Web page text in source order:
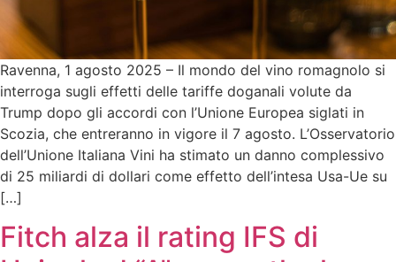
Ravenna, 1 agosto 2025 – Il mondo del vino romagnolo si
interroga sugli effetti delle tariffe doganali volute da
Trump dopo gli accordi con l’Unione Europea siglati in
Scozia, che entreranno in vigore il 7 agosto. L’Osservatorio
dell’Unione Italiana Vini ha stimato un danno complessivo
di 25 miliardi di dollari come effetto dell’intesa Usa-Ue su
[…]
Fitch alza il rating IFS di